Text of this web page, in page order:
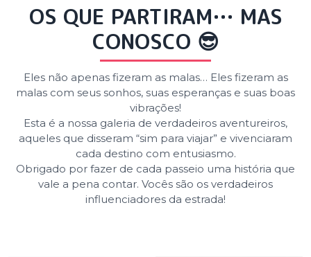
OS QUE PARTIRAM… MAS
CONOSCO 😎
Eles não apenas fizeram as malas… Eles fizeram as
malas com seus sonhos, suas esperanças e suas boas
vibrações!
Esta é a nossa galeria de verdadeiros aventureiros,
aqueles que disseram “sim para viajar” e vivenciaram
cada destino com entusiasmo.
Obrigado por fazer de cada passeio uma história que
vale a pena contar. Vocês são os verdadeiros
influenciadores da estrada!